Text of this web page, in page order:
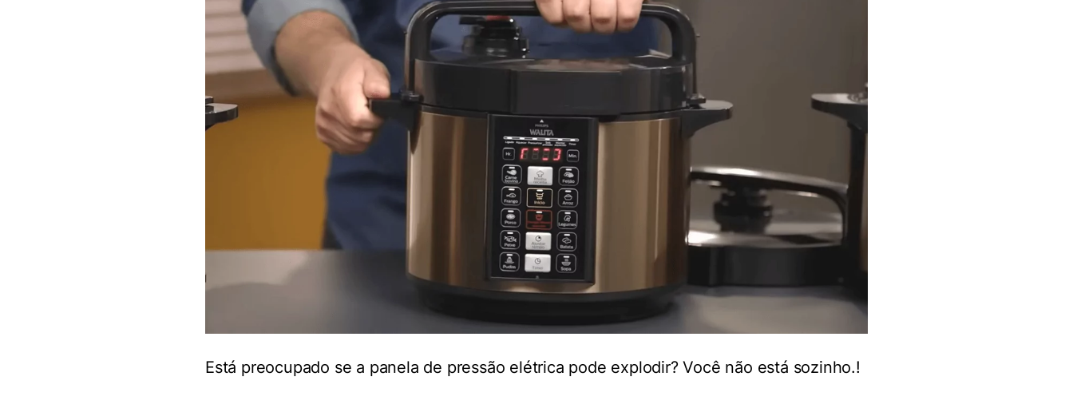
Está preocupado se a panela de pressão elétrica pode explodir? Você não está sozinho.!